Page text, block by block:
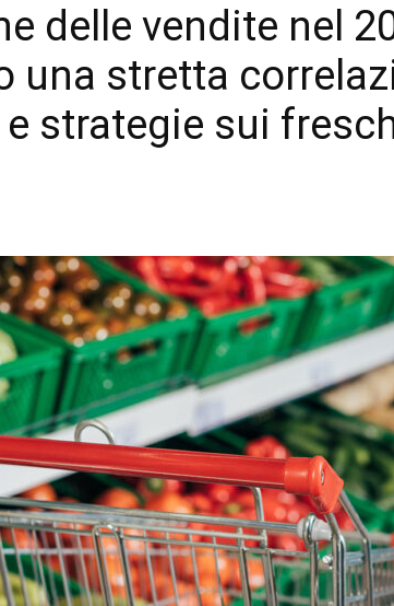
delle vendite nel
una stretta
strategie sui